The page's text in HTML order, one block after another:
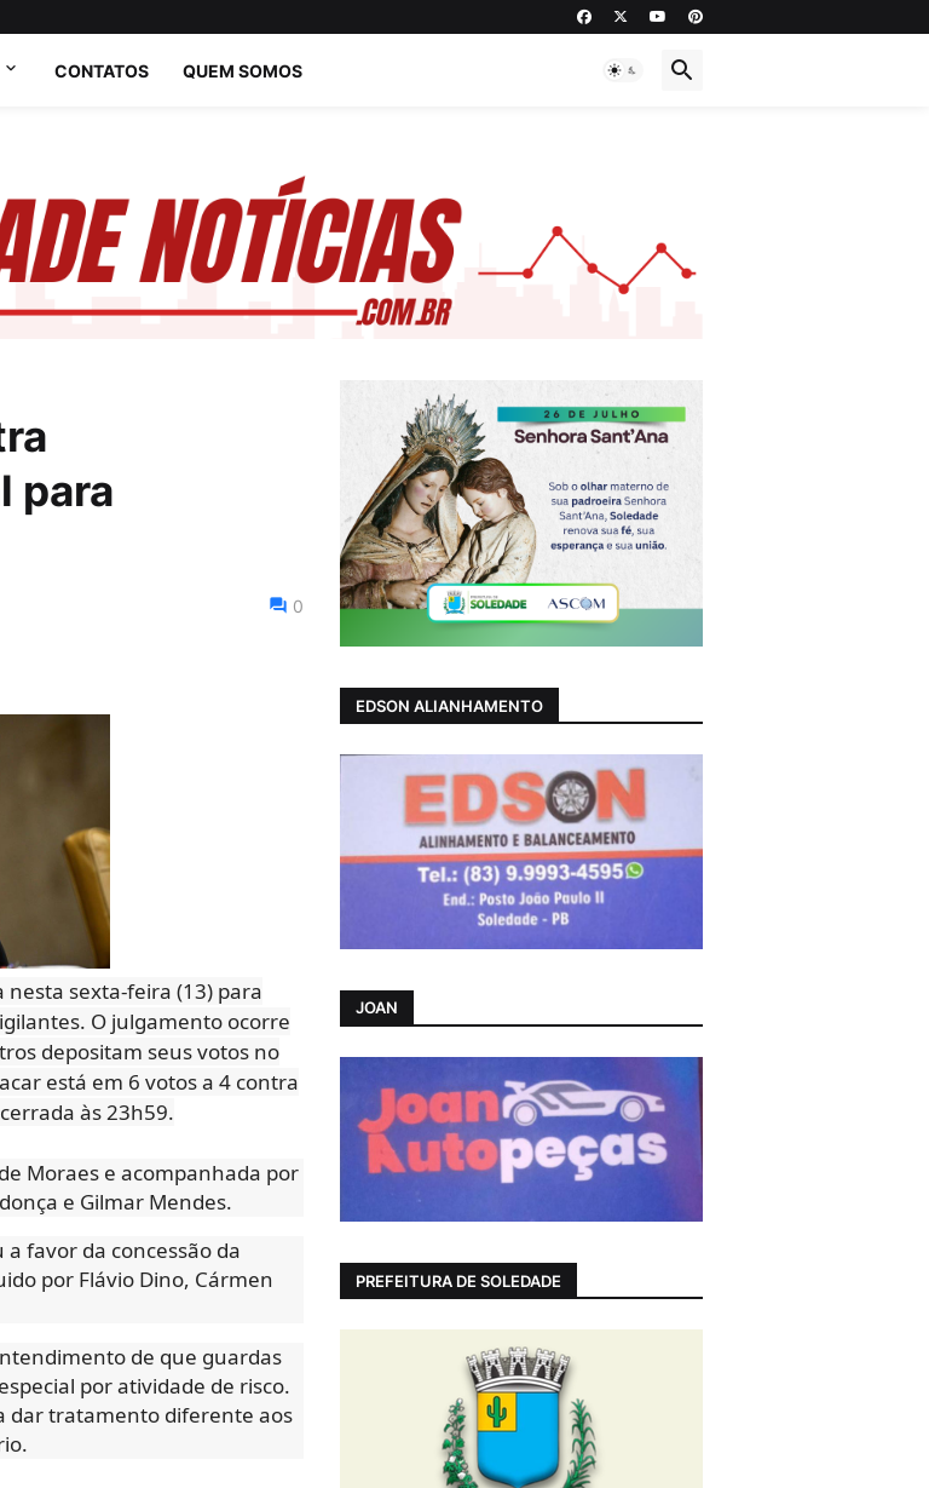
CONTATOS QUEM SOMOS
para
0
nesta sexta-feira (13) para
O julgamento ocorre
depositam seus votos no
está em 6 votos a 4 contra
às 23h59.
Moraes e acompanhada por
e Gilmar Mendes.
favor da concessão da
por Flávio Dino, Cármen
de que guardas
por atividade de risco.
dar tratamento diferente aos
EDSON ALIANHAMENTO
JOAN
PREFEITURA DE SOLEDADE